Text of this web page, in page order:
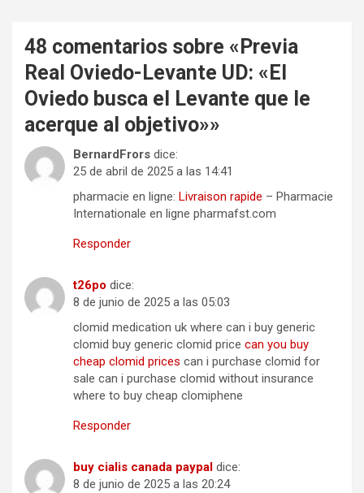
48 comentarios sobre « Previa
Real Oviedo-Levante UD: «El
Oviedo busca el Levante que le
acerque al objetivo»»
BernardFrors dice:
25 de abril de 2025 a las 14:41
pharmacie en ligne: Livraison rapide – Pharmacie
Internationale en ligne pharmafst.com
Responder
t26po dice:
8 de junio de 2025 a las 05:03
clomid medication uk where can i buy generic
clomid buy generic clomid price can you buy
cheap clomid prices can i purchase clomid for
sale can i purchase clomid without insurance
where to buy cheap clomiphene
Responder
buy cialis canada paypal dice:
8 de junio de 2025 a las 20:24